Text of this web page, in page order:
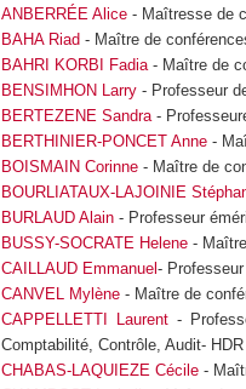
ANBERRÉE Alice- Maîtresse de
BAHA Riad - Maître de
BAHRI KORBI Fadia- Maître de
BENSIMHON Larry- Professeur
BERTEZENE Sandra-
BERTHINIER-PONCET Anne-
BOISMAIN Corinne- Maître de
BOURLIATAUX-LAJOINIE
BURLAUD Alain- Professeur
BUSSY-SOCRATE Helene-
CAILLAUD Emmanuel -
CANVEL Mylène - Maître de
CAPPELLETTI Laurent-
Comptabilité, Contrôle, Audit- HDR
CHABAS-LAQUIEZE Cécile-